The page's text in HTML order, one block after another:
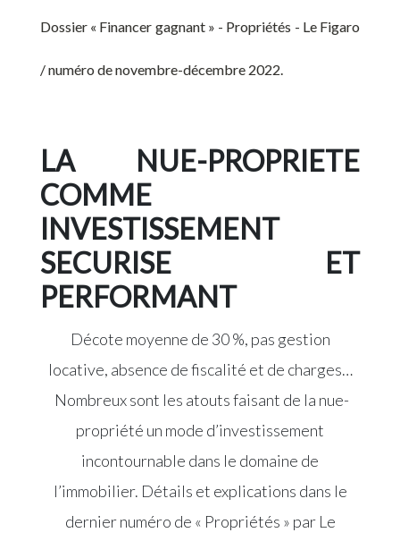
Dossier « Financer gagnant » - Propriétés - Le Figaro
/ numéro de novembre-décembre 2022.
LA NUE-PROPRIETE
COMME
INVESTISSEMENT
SECURISE ET
PERFORMANT
Décote moyenne de 30 %, pas gestion
locative, absence de fiscalité et de charges…
Nombreux sont les atouts faisant de la nue-
propriété un mode d’investissement
incontournable dans le domaine de
l’immobilier. Détails et explications dans le
dernier numéro de « Propriétés » par Le